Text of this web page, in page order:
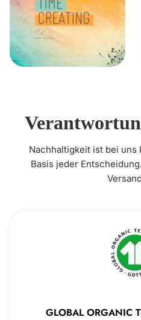
Nachhaltigkeit ist bei uns
Basis jeder
GLOBAL ORGANIC